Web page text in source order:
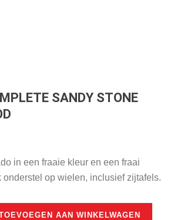
SANDY STONE
in een fraaie kleur en een fraai
op wielen, inclusief zijtafels.
AAN WINKELWAGEN